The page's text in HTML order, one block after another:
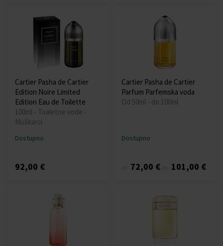
Cartier Pasha de Cartier
Edition Noire Limited
Edition Eau de Toilette
100ml - Toaletne vode -
Muškarci
Dostupno
92,00 €
Cartier Pasha de Cartier
Parfum Parfemska voda
Od 50ml - do 100ml
Dostupno
72,00 € 101,00 €